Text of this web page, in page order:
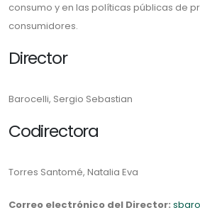
consumo y en las políticas públicas de
consumidores.
Director
Barocelli, Sergio Sebastian
Codirectora
Torres Santomé, Natalia Eva
Correo electrónico del Director: